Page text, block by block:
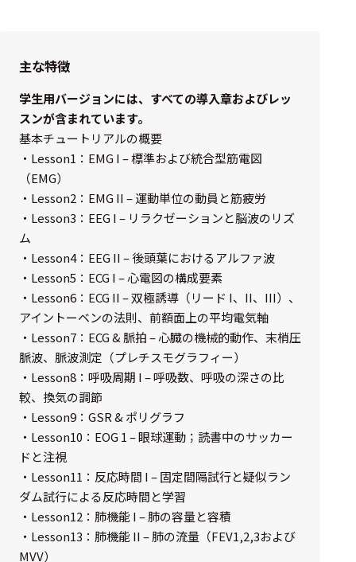
ル
アンプ
フィルタ
ソフトウ
測定・計測関連
機器
握力計
ゴニオメ
ータ
アイトラ
ッキング
プローブ
計測機器
トランス
デューサ
主な特徴
学生用バージョンには、すべての導入章およびレッ
スンが含まれています。
基本チュートリアルの概要
・Lesson1：EMG I – 標準および統合型筋電図
（EMG）
・Lesson2：EMG II – 運動単位の動員と筋疲労
・Lesson3：EEG I – リラクゼーションと脳波のリズ
ム
・Lesson4：EEG II – 後頭葉におけるアルファ波
・Lesson5：ECG I – 心電図の構成要素
・Lesson6：ECG II – 双極誘導（リード I、II、III）、
アイントーベンの法則、前額面上の平均電気軸
・Lesson7：ECG & 脈拍 – 心臓の機械的動作、末梢圧
脈波、脈波測定（プレチスモグラフィー）
・Lesson8：呼吸周期 I – 呼吸数、呼吸の深さの比
較、換気の調節
・Lesson9：GSR & ポリグラフ
・Lesson10：EOG 1 – 眼球運動；読書中のサッカー
ドと注視
・Lesson11：反応時間 I – 固定間隔試行と疑似ラン
ダム試行による反応時間と学習
・Lesson12：肺機能 I – 肺の容量と容積
・Lesson13：肺機能 II – 肺の流量（FEV1,2,3および
MVV）